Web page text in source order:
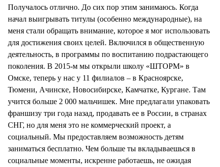
Получалось отлично. До сих пор этим занимаюсь. Когда
начал выигрывать титулы (особенно международные), на
меня стали обращать внимание, которое я мог использовать
для достижения своих целей. Включился в общественную
деятельность, в программы по воспитанию подрастающего
поколения. В 2015-м мы открыли школу «ШТОРМ» в
Омске, теперь у нас у 11 филиалов – в Красноярске,
Тюмени, Ачинске, Новосибирске, Камчатке, Кургане. Там
учится больше 2 000 мальчишек. Мне предлагали упаковать
франшизу три года назад, продавать ее в России, в странах
СНГ, но для меня это не коммерческий проект, а
социальный. Мы предоставляем возможность детям
заниматься бесплатно. Чем больше ты вкладываешься в
социальные моменты, искренне работаешь, не ожидая